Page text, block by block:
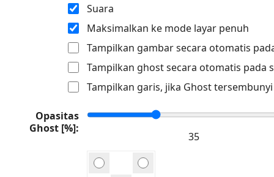
Suara
Maksimalkan ke mode layar penuh
Tampilkan gambar secara otomatis
Tampilkan ghost secara otomatis pada
Tampilkan garis, jika Ghost tersembunyi
Opasitas
Ghost [%]